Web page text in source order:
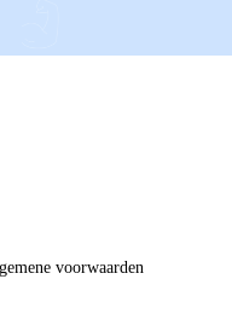
voorwaarden